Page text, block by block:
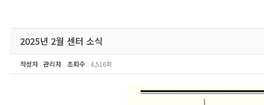
2025년 2월 센터 소식
작성자: 관리자 조회수 : 4,516회